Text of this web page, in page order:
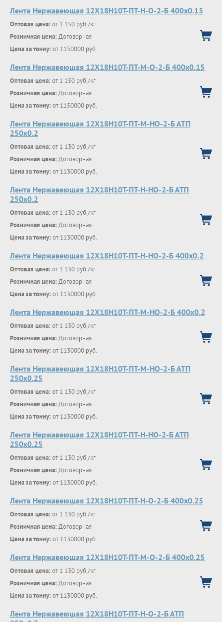
Лента Нержавеющая 12Х18Н10Т-ПТ-Н-О-2-Б 400х0.15
Оптовая цена: от 1 150 руб./кг
Розничная цена: Договорная
Цена за тонну: от 1150000 руб.
Лента Нержавеющая 12Х18Н10Т-ПТ-М-О-2-Б 400х0.15
Оптовая цена: от 1 150 руб./кг
Розничная цена: Договорная
Цена за тонну: от 1150000 руб.
Лента Нержавеющая 12Х18Н10Т-ПТ-М-НО-2-Б АТП
250х0.2
Оптовая цена: от 1 130 руб./кг
Розничная цена: Договорная
Цена за тонну: от 1130000 руб.
Лента Нержавеющая 12Х18Н10Т-ПТ-Н-НО-2-Б АТП
250х0.2
Оптовая цена: от 1 130 руб./кг
Розничная цена: Договорная
Цена за тонну: от 1130000 руб.
Лента Нержавеющая 12Х18Н10Т-ПТ-Н-НО-2-Б 400х0.2
Оптовая цена: от 1 130 руб./кг
Розничная цена: Договорная
Цена за тонну: от 1130000 руб.
Лента Нержавеющая 12Х18Н10Т-ПТ-М-НО-2-Б 400х0.2
Оптовая цена: от 1 130 руб./кг
Розничная цена: Договорная
Цена за тонну: от 1130000 руб.
Лента Нержавеющая 12Х18Н10Т-ПТ-М-НО-2-Б АТП
250х0.25
Оптовая цена: от 1 130 руб./кг
Розничная цена: Договорная
Цена за тонну: от 1130000 руб.
Лента Нержавеющая 12Х18Н10Т-ПТ-Н-НО-2-Б АТП
250х0.25
Оптовая цена: от 1 130 руб./кг
Розничная цена: Договорная
Цена за тонну: от 1130000 руб.
Лента Нержавеющая 12Х18Н10Т-ПТ-Н-О-2-Б 400х0.25
Оптовая цена: от 1 130 руб./кг
Розничная цена: Договорная
Цена за тонну: от 1130000 руб.
Лента Нержавеющая 12Х18Н10Т-ПТ-М-О-2-Б 400х0.25
Оптовая цена: от 1 130 руб./кг
Розничная цена: Договорная
Цена за тонну: от 1130000 руб.
Лента Нержавеющая 12Х18Н10Т-ПТ-Н-О-2-Б АТП